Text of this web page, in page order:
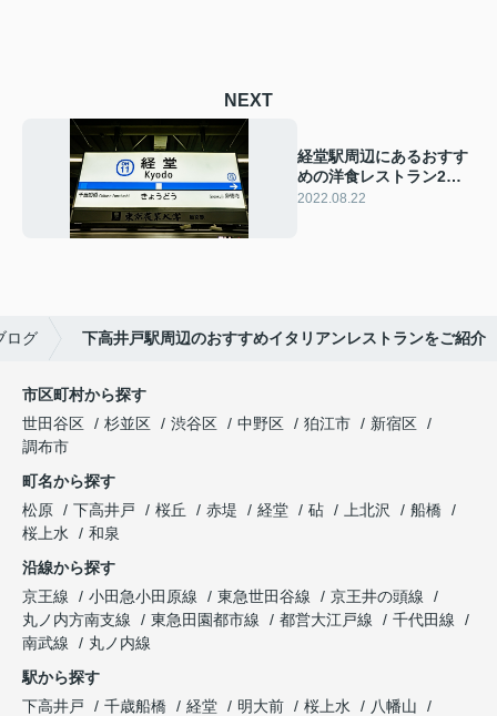
NEXT
経堂駅周辺にあるおすす
めの洋食レストラン2
選！人気店をご紹介
2022.08.22
ログ 下高井戸駅周辺のおすすめイタリアンレストランをご紹介
市区町村から探す
世田谷区
杉並区 渋谷区 中野区 狛江市
新宿区
調布市
町名から探す
松原
下高井戸 桜丘 赤堤 経堂 砧 上北沢
船橋
桜上水
和泉
沿線から探す
京王線
小田急小田原線 東急世田谷線
京王井の頭線
丸ノ内方南支線
東急田園都市線 都営大江戸線
千代田線
南武線
丸ノ内線
駅から探す
下高井戸
千歳船橋 経堂 明大前 桜上水
八幡山